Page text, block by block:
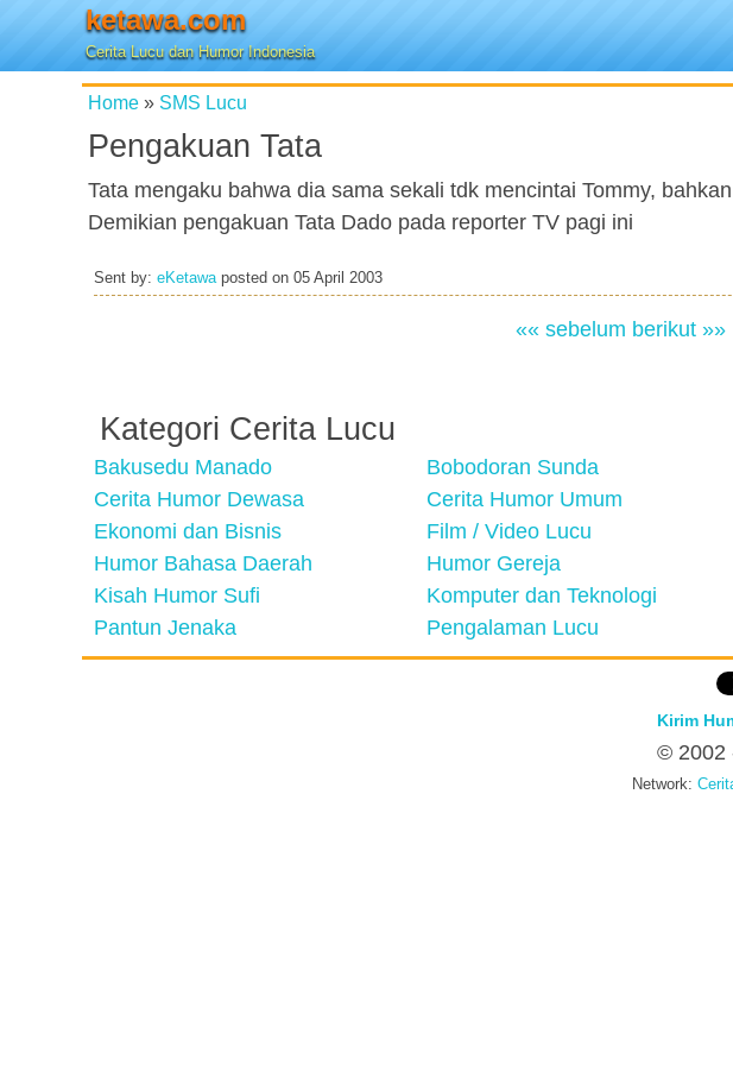
ketawa.com
Cerita Lucu dan Humor Indonesia
Home » SMS Lucu
Pengakuan Tata
Tata mengaku bahwa dia sama sekali tdk mencintai Tommy,
Demikian pengakuan Tata Dado pada reporter TV pagi ini
Sent by: eKetawaposted on 05 April 2003
«« sebelum berikut »»
Kategori Cerita Lucu
Bakusedu Manado Bobodoran Sunda
Cerita Humor Dewasa
Cerita Humor Umum
Ekonomi dan Bisnis
Film / Video Lucu
Humor Bahasa Daerah
Humor Gereja
Kisah Humor Sufi
Komputer dan Teknologi
Pantun Jenaka
Pengalaman Lucu
Kirim
© 2002
Network: